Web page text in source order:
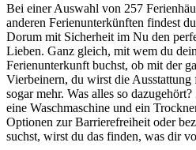
Bei einer Auswahl von 257
anderen Ferienunterkünften findest
Dorum mit Sicherheit im Nu den
Lieben. Ganz gleich, mit wem du
Ferienunterkunft buchst, ob mit der
Vierbeinern, du wirst die Ausstattung
sogar mehr. Was alles so
eine Waschmaschine und ein
Optionen zur Barrierefreiheit oder
suchst, wirst du das finden, was dir